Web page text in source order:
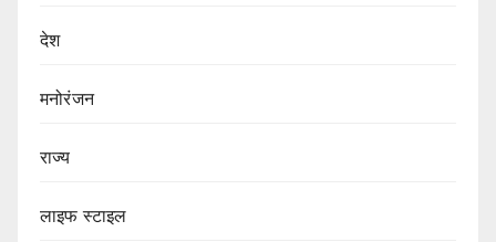
देश
मनोरंजन
राज्य
लाइफ स्टाइल